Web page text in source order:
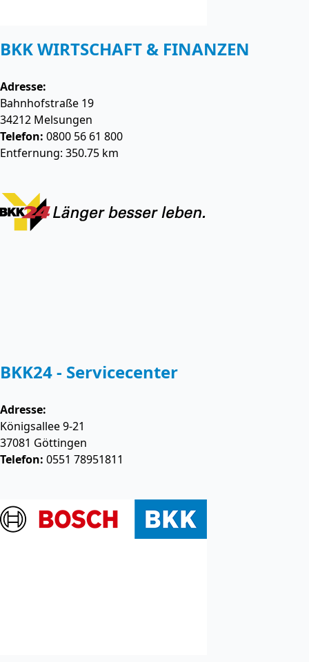
BKK WIRTSCHAFT & FINANZEN
Adresse:
Bahnhofstraße 19
34212 Melsungen
Telefon: 0800 56 61 800
Entfernung: 350.75 km
BKK24 - Servicecenter
Adresse:
Königsallee 9-21
37081 Göttingen
Telefon: 0551 78951811